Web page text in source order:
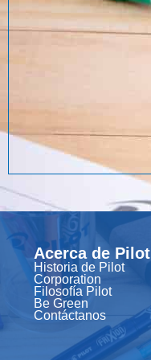
Acerca de Pilot
Historia de Pilot
Corporation
Filosofía Pilot
Be Green
Contáctanos